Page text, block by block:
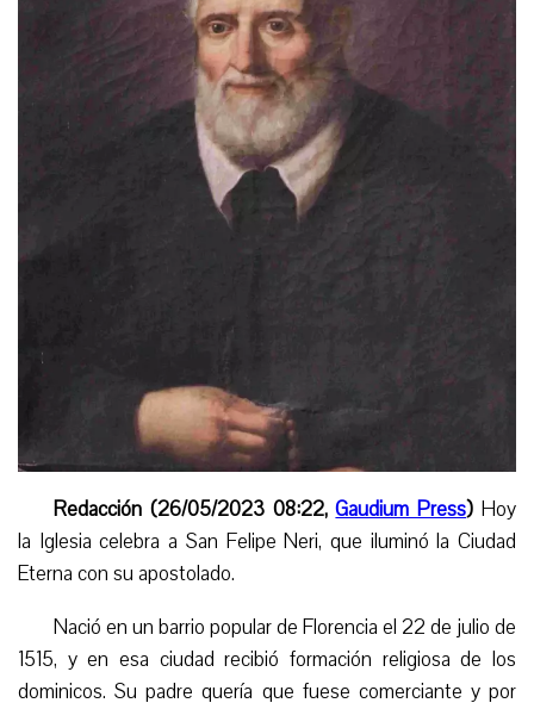
Redacción (26/05/2023 08:22,Gaudium Press) Hoy
la Iglesia celebra a San Felipe Neri, que iluminó la Ciudad
Eterna con su apostolado.
Nació en un barrio popular de Florencia el 22 de julio de
1515, y en esa ciudad recibió formación religiosa de los
dominicos. Su padre quería que fuese comerciante y por